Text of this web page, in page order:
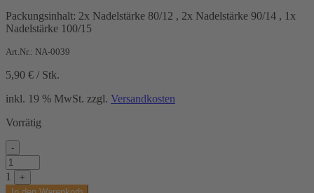
Packungsinhalt: 2x Nadelstärke 80/12 , 2x Nadelstärke 90/14 , 1x
Nadelstärke 100/15
Art.Nr.: NA-0039
5,90 € / Stk.
inkl. 19 % MwSt. zzgl. Versandkosten
Vorrätig
-
Nähmaschinennadeln,
Leder,
Sortiment,
1
+